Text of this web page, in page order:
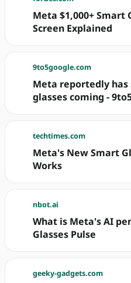
Meta $1,000+ Smart
Screen Explained
9to5google.com
Meta reportedly
glasses coming -
techtimes.com
Meta's New Smart
Works
nbot.ai
What is Meta's AI
Glasses Pulse
geeky-gadgets.com